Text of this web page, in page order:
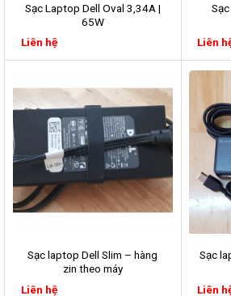
Sạc Laptop Dell Oval 3,34A |
65W
Liên hệ
Liên
Sạc laptop Dell Slim – hàng
zin theo máy
Liên hệ
Sạc
Liên